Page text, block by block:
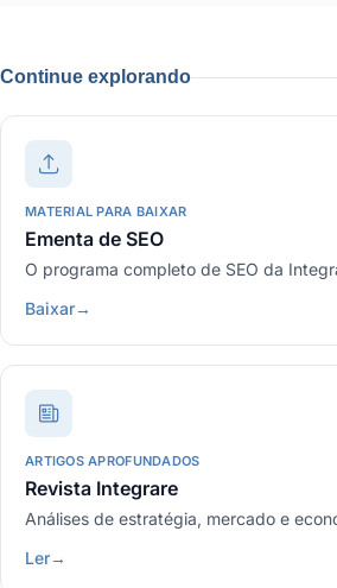
Continue explorando
MATERIAL PARA BAIXAR
Ementa de SEO
O programa completo de SEO da
Baixar→
ARTIGOS APROFUNDADOS
Revista Integrare
Análises de estratégia, mercado e
Ler→